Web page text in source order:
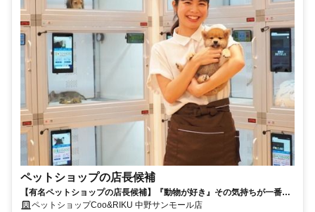
ペットショップの店長候補
【有名ペットショップの店長候補】『動物が好き』その気持ちが一番大
切☆ペットショップCoo&RIKU 中野サンモール店